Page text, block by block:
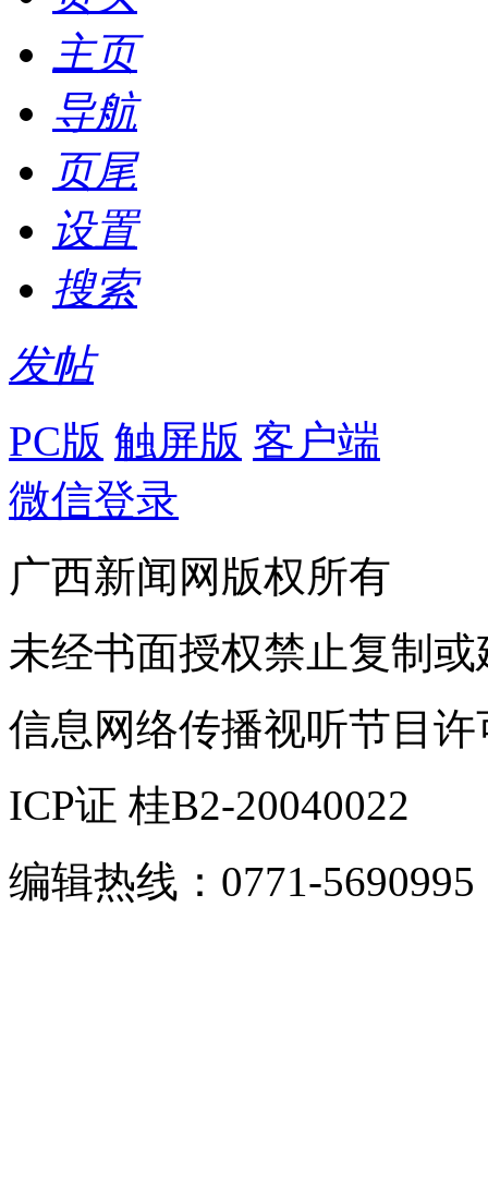
主页
导航
页尾
设置
搜索
发帖
PC版 触屏版 客户端
微信登录
广西新闻网版权所有
未经书面授权禁止复制
信息网络传播视听节目许
ICP证 桂B2-20040022
编辑热线：0771-5690995